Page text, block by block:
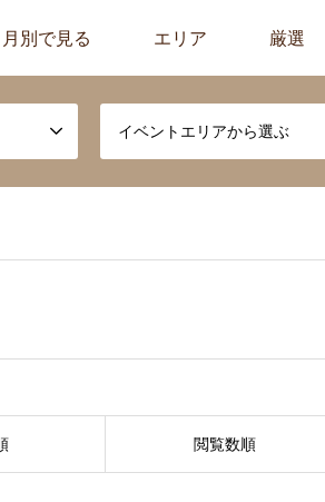
月別で見る エリア 厳選
イベントエリアから選ぶ
閲覧数順